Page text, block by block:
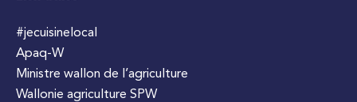
#jecuisinelocal
Apaq-W
Ministre wallon de l’agriculture
Wallonie agriculture SPW